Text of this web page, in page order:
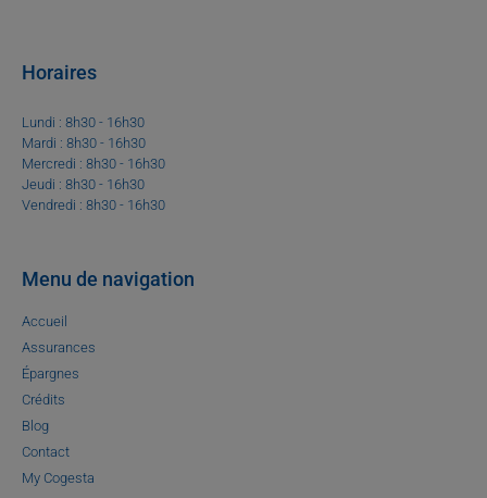
Horaires
Lundi : 8h30 - 16h30
Mardi : 8h30 - 16h30
Mercredi : 8h30 - 16h30
Jeudi : 8h30 - 16h30
Vendredi : 8h30 - 16h30
Menu de navigation
Accueil
Assurances
Épargnes
Crédits
Blog
Contact
My Cogesta